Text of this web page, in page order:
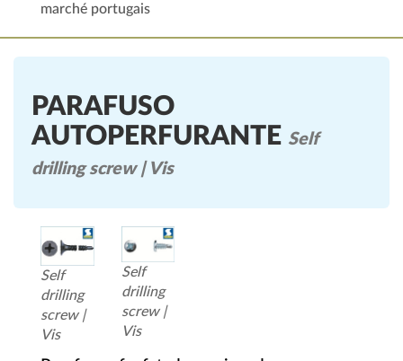
marché portugais
PARAFUSO
AUTOPERFURANTE Self
drilling screw | Vis
Self
drilling
screw |
Vis
Self
drilling
screw |
Vis